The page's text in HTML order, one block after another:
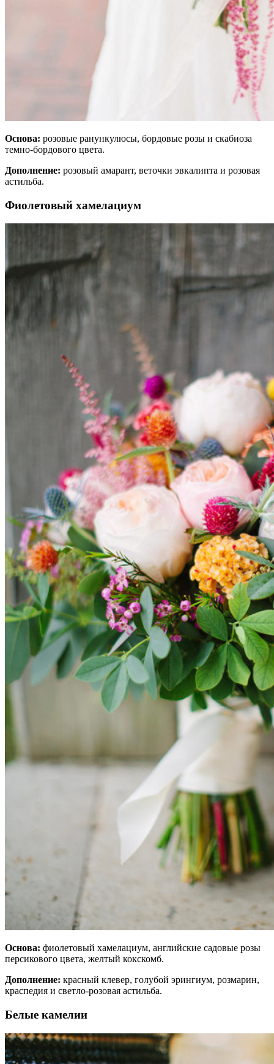
Основа: розовые ранункулюсы, бордовые розы и скабиоза
темно-бордового цвета.
Дополнение: розовый амарант, веточки эвкалипта и розовая
астильба.
Фиолетовый хамелациум
Основа: фиолетовый хамелациум, английские садовые розы
персикового цвета, желтый кокскомб.
Дополнение: красный клевер, голубой эрингиум, розмарин,
краспедия и светло-розовая астильба.
Белые камелии